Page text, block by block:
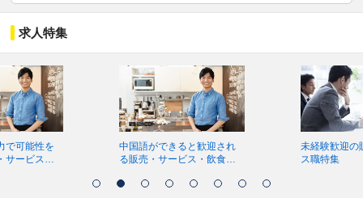
求人特集
で可能性を
ービス・
中国語ができると歓迎され
る販売・サービス・飲食関
未経験歓迎の
ス職特集